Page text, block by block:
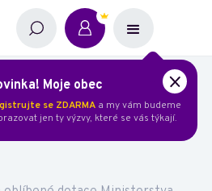
Moje obec
se ZDARMA a my vám budeme
jen ty výzvy, které se vás týkají.
začínáme s